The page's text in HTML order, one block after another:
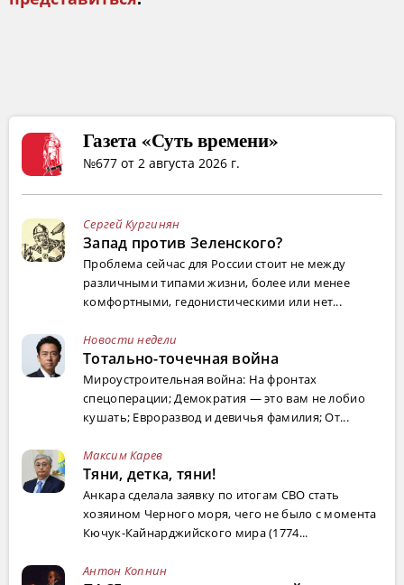
Газета «Суть времени»
№677 от 2 августа 2026 г.
Сергей Кургинян
Запад против Зеленского?
Проблема сейчас для России стоит не между
различными типами жизни, более или менее
комфортными, гедонистическими или нет...
Новости недели
Тотально-точечная война
Мироустроительная война: На фронтах
спецоперации; Демократия — это вам не лобио
кушать; Евроразвод и девичья фамилия; От...
Максим Карев
Тяни, детка, тяни!
Анкара сделала заявку по итогам СВО стать
хозяином Черного моря, чего не было с момента
Кючук-Кайнарджийского мира (1774...
Антон Копнин